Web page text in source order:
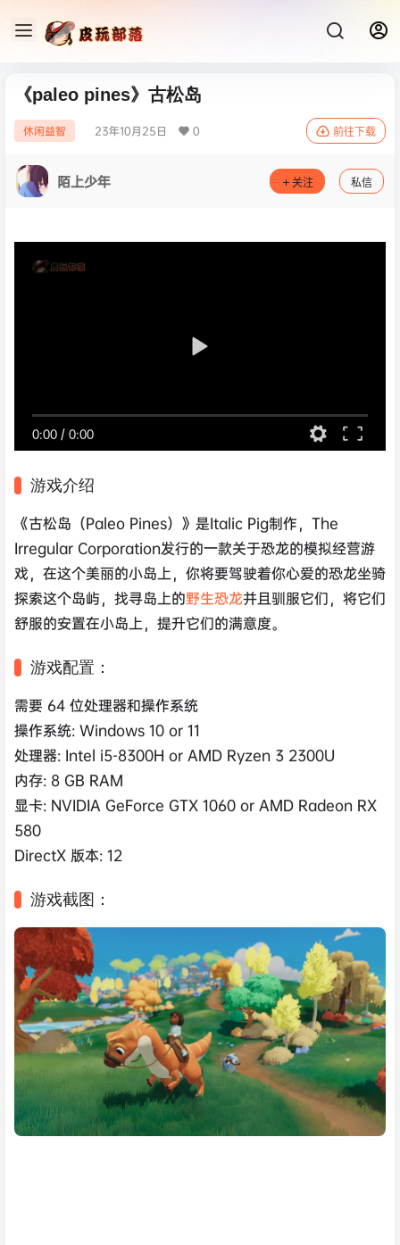
《paleo pines》古松岛
休闲益智 23年10月25日 0 前往下载
陌上少年 关注 私信
0:00 / 0:00
游戏介绍
《古松岛（Paleo Pines）》是Italic Pig制作，The
Irregular Corporation发行的一款关于恐龙的模拟经营游
戏，在这个美丽的小岛上，你将要驾驶着你心爱的恐龙坐骑
探索这个岛屿，找寻岛上的野生恐龙并且驯服它们，将它们
舒服的安置在小岛上，提升它们的满意度。
游戏配置：
需要 64 位处理器和操作系统
操作系统: Windows 10 or 11
处理器: Intel i5-8300H or AMD Ryzen 3 2300U
内存: 8 GB RAM
显卡: NVIDIA GeForce GTX 1060 or AMD Radeon RX
580
DirectX 版本: 12
游戏截图：